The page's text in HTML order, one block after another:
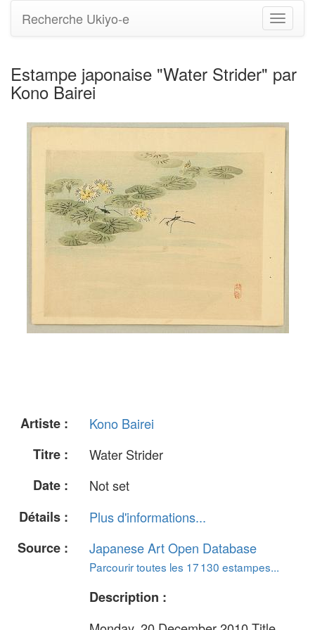
Basculer
la
Recherche Ukiyo-e
Estampe japonaise "Water Strider" par
Kono Bairei
Artiste :
Kono Bairei
Titre :
Water Strider
Date :
Not set
Détails :
Plus d'informations...
Source :
Japanese Art Open Database
Parcourir toutes les 17 130 estampes...
Description :